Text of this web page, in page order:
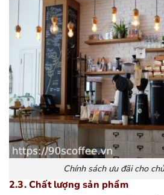
Chính sách ưu đãi cho
2.3. Chất lượng sản phẩm